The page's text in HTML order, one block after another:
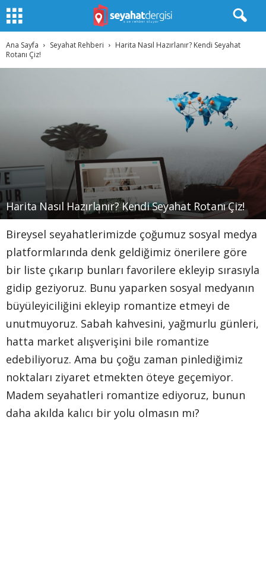
Ana Sayfa Seyahat Rehberi
Harita Nasıl Hazırlanır? Kendi Seyahat
Rotanı Çiz!
Harita Nasıl Hazırlanır? Kendi Seyahat Rotanı Çiz!
Bireysel seyahatlerimizde çoğumuz sosyal medya
platformlarında denk geldiğimiz önerilere göre
bir liste çıkarıp bunları favorilere ekleyip sırasıyla
gidip geziyoruz. Bunu yaparken sosyal medyanın
büyüleyiciliğini ekleyip romantize etmeyi de
unutmuyoruz. Sabah kahvesini, yağmurlu günleri,
hatta market alışverişini bile romantize
edebiliyoruz. Ama bu çoğu zaman pinlediğimiz
noktaları ziyaret etmekten öteye geçemiyor.
Madem seyahatleri romantize ediyoruz, bunun
daha akılda kalıcı bir yolu olmasın mı?